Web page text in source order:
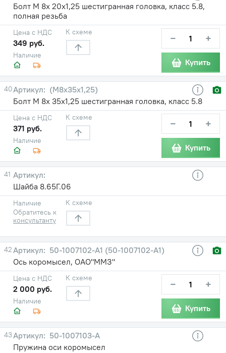
Болт М 8х 20х1,25 шестигранная головка, класс 5.8,
полная резьба
Наличие
Цена с НДС
349 руб.
К схеме − +
Купить
40
(М8х35х1,25)
Болт М 8х 35х1,25 шестигранная головка, класс 5.8
Наличие
Цена с НДС
371 руб.
К схеме − +
Купить
41
Шайба 8.65Г.06
Наличие
Обратитесь к
консультанту
К схеме
42
50-1007102-A1 (50-1007102-А1)
Ось коромысел, ОАО"ММЗ"
Наличие
Цена с НДС
2 000 руб.
К схеме − +
Купить
43
50-1007103-A
Пружина оси коромысел